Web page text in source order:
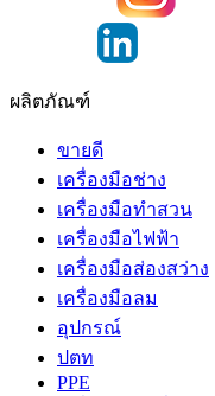
ผลิตภัณฑ์
ขายดี
เครื่องมือช่าง
เครื่องมือทําสวน
เครื่องมือไฟฟ้า
เครื่องมือส่องสว่าง
เครื่องมือลม
อุปกรณ์
ปตท
PPE